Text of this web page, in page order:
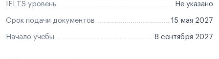
IELTS уровень Не указано
Срок подачи документов 15 мая 2027
Начало учебы 8 сентября 2027